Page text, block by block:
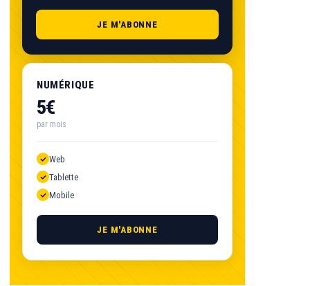
JE M'ABONNE
NUMÉRIQUE
5€
par mois
Web
Tablette
Mobile
JE M'ABONNE